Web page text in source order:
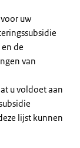
uw
de
van
u voldoet aan
lijst kunnen